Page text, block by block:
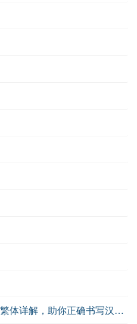
易的繁体字怎么写？这份易字繁体详解，助你正确书写汉字_汉字繁体学习